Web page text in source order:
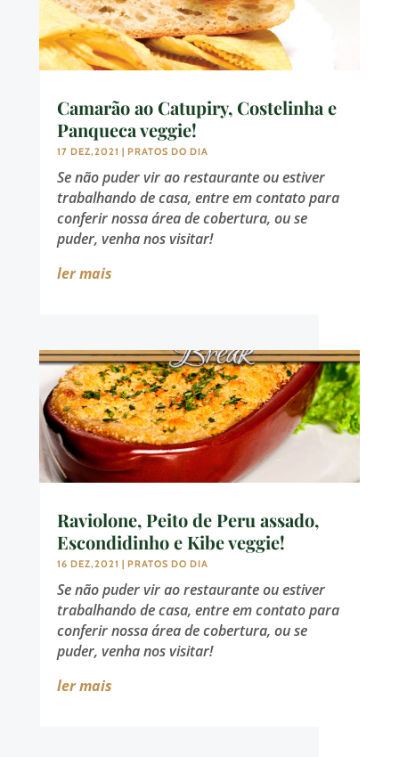
Camarão ao Catupiry, Costelinha e
Panqueca veggie!
17 DEZ,2021 | PRATOS DO DIA
Se não puder vir ao restaurante ou estiver
trabalhando de casa, entre em contato para
conferir nossa área de cobertura, ou se
puder, venha nos visitar!
ler mais
Raviolone, Peito de Peru assado,
Escondidinho e Kibe veggie!
16 DEZ,2021 | PRATOS DO DIA
Se não puder vir ao restaurante ou estiver
trabalhando de casa, entre em contato para
conferir nossa área de cobertura, ou se
puder, venha nos visitar!
ler mais